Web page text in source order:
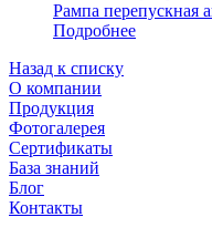
Рампа перепускная
Подробнее
Назад к списку
О компании
Продукция
Фотогалерея
Сертификаты
База знаний
Блог
Контакты